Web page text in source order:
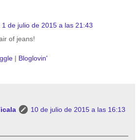
1 de julio de 2015 a las 21:43
of jeans!
| Bloglovin'
10 de julio de 2015 a las 16:13